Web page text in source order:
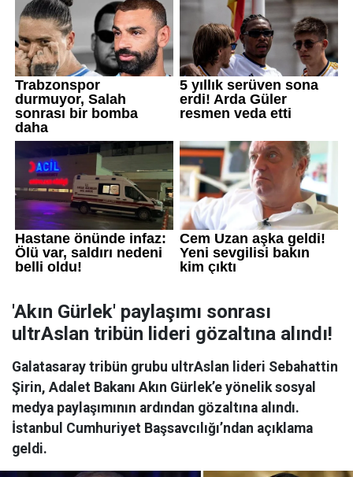
'Akın Gürlek' paylaşımı sonrası
ultrAslan tribün lideri gözaltına alındı!
Galatasaray tribün grubu ultrAslan lideri Sebahattin
Şirin, Adalet Bakanı Akın Gürlek’e yönelik sosyal
medya paylaşımının ardından gözaltına alındı.
İstanbul Cumhuriyet Başsavcılığı’ndan açıklama
geldi.